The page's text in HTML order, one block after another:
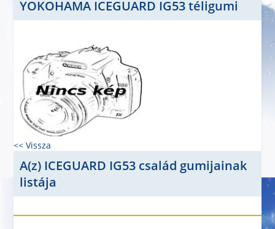
YOKOHAMA ICEGUARD IG53 téligumi
<< Vissza
A(z) ICEGUARD IG53 család gumijainak
listája